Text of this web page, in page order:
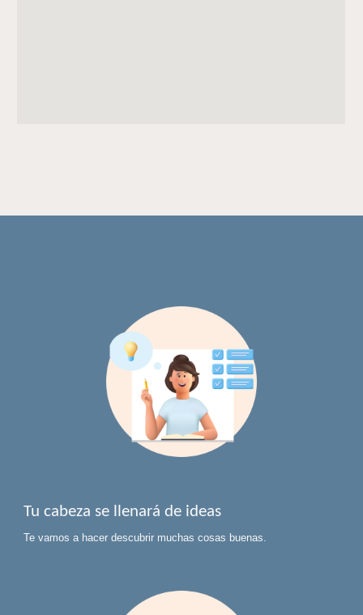
Tu cabeza se llenará de ideas
Te vamos a hacer descubrir muchas cosas buenas.